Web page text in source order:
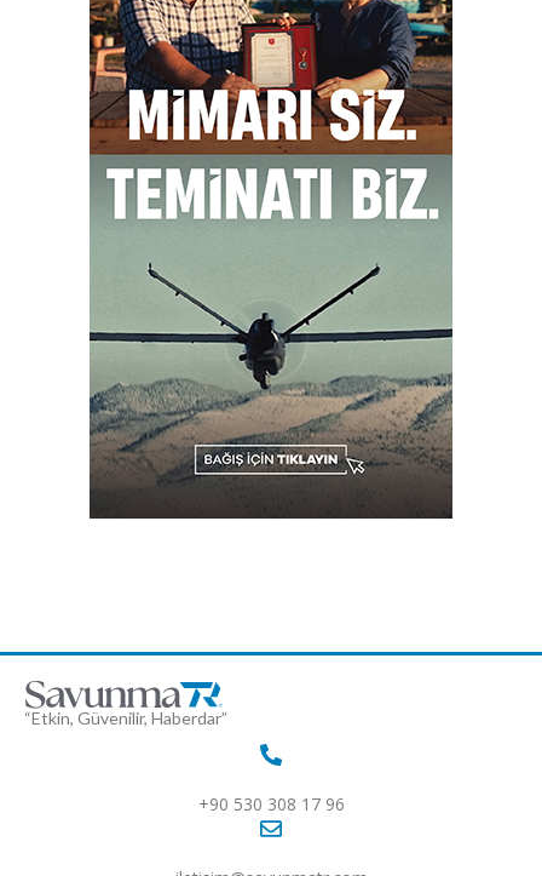
“Etkin, Güvenilir, Haberdar”
+90 530 308 17 96